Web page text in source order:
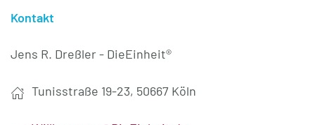
Kontakt
Jens R. Dreßler - DieEinheit®
Tunisstraße 19-23, 50667 Köln